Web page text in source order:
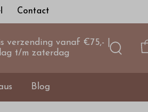
Contact
verzending vanaf €75,- |
t/m zaterdag
Blog